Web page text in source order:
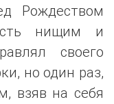
Рождеством
нищим и
своего
но один раз,
взяв на себя